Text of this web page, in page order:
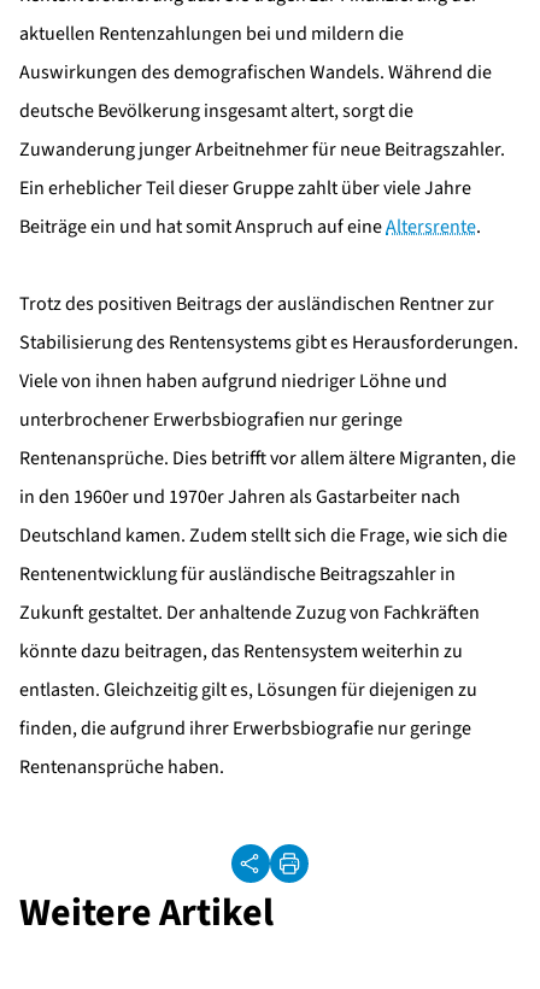
aktuellen Rentenzahlungen bei und mildern die
Auswirkungen des demografischen Wandels. Während die
deutsche Bevölkerung insgesamt altert, sorgt die
Zuwanderung junger Arbeitnehmer für neue Beitragszahler.
Ein erheblicher Teil dieser Gruppe zahlt über viele Jahre
Beiträge ein und hat somit Anspruch auf eineAltersrente.
Trotz des positiven Beitrags der ausländischen Rentner zur
Stabilisierung des Rentensystems gibt es Herausforderungen.
Viele von ihnen haben aufgrund niedriger Löhne und
unterbrochener Erwerbsbiografien nur geringe
Rentenansprüche. Dies betrifft vor allem ältere Migranten, die
in den 1960er und 1970er Jahren als Gastarbeiter nach
Deutschland kamen. Zudem stellt sich die Frage, wie sich die
Rentenentwicklung für ausländische Beitragszahler in
Zukunft gestaltet. Der anhaltende Zuzug von Fachkräften
könnte dazu beitragen, das Rentensystem weiterhin zu
entlasten. Gleichzeitig gilt es, Lösungen für diejenigen zu
finden, die aufgrund ihrer Erwerbsbiografie nur geringe
Rentenansprüche haben.
Weitere Artikel